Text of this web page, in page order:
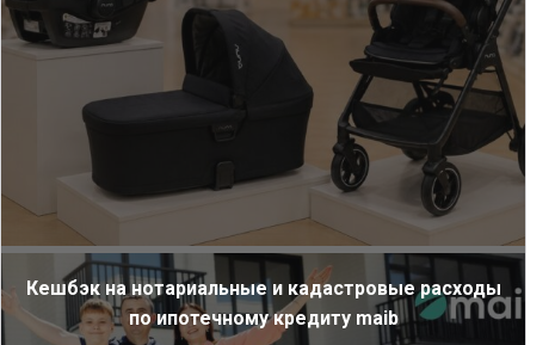
Кешбэк на нотариальные и кадастровые расходы
по ипотечному кредиту maib